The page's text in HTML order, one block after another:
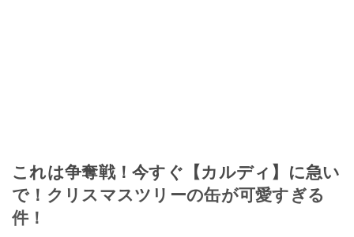
これは争奪戦！今すぐ【カルディ】に急い
で！クリスマスツリーの缶が可愛すぎる
件！